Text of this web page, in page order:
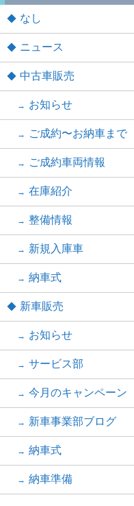
なし
ニュース
中古車販売
お知らせ
ご成約〜お納車まで
ご成約車両情報
在庫紹介
整備情報
新規入庫車
納車式
新車販売
お知らせ
サービス部
今月のキャンペーン
新車事業部ブログ
納車式
納車準備